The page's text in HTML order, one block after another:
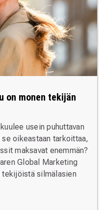
on monen tekijän
usein puhuttavan
oikeastaan tarkoittaa,
maksavat enemmän?
Global Marketing
tekijöistä silmälasien